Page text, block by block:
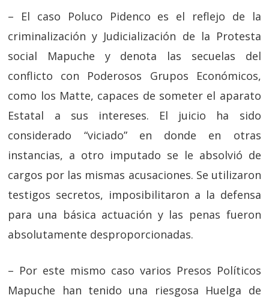
– El caso Poluco Pidenco es el reflejo de la
criminalización y Judicialización de la Protesta
social Mapuche y denota las secuelas del
conflicto con Poderosos Grupos Económicos,
como los Matte, capaces de someter el aparato
Estatal a sus intereses. El juicio ha sido
considerado “viciado” en donde en otras
instancias, a otro imputado se le absolvió de
cargos por las mismas acusaciones. Se utilizaron
testigos secretos, imposibilitaron a la defensa
para una básica actuación y las penas fueron
absolutamente desproporcionadas.
– Por este mismo caso varios Presos Políticos
Mapuche han tenido una riesgosa Huelga de